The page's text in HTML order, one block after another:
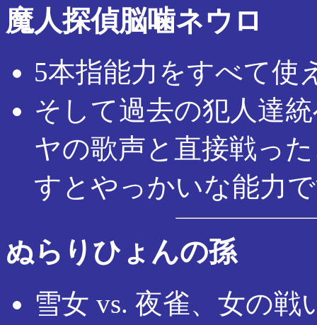
魔人探偵脳噛ネウロ
5本指能力をすべて使
そして過去の犯人達
ヤの歌声と直接戦っ
すとやっかいな能力
ぬらりひょんの孫
雪女 vs. 夜雀、女の戦